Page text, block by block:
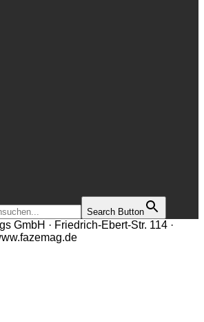
Search Button
GmbH · Friedrich-Ebert-Str. 114 ·